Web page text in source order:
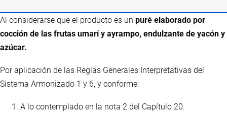
Al considerarse que el producto es un puré elaborado por
cocción de las frutas umarí y ayrampo, endulzante de yacón y
azúcar.
Por aplicación de las Reglas Generales Interpretativas del
Sistema Armonizado 1 y 6, y conforme:
A lo contemplado en la nota 2 del Capítulo 20.